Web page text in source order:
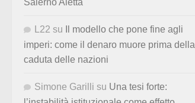
Salerno Aletta
L22 su
Il modello che pone fine agli
imperi: come il denaro muore prima della
caduta delle nazioni
Simone Garilli su Una tesi forte: